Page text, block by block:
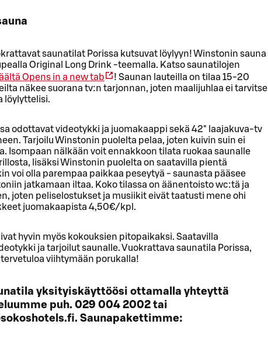
saunatilat Porissa kutsuvat löylyyn! Winstonin sauna
Original Long Drink -teemalla. Katso saunatilojen
Opens in a new tab
! Saunan lauteilla on tilaa 15-20
näkee suorana tv:n tarjonnan, joten maalijuhlaa ei tarvitse
löylyttelisi.
odottavat videotykki ja juomakaappi sekä 42" laajakuva-tv
Tarjoilu Winstonin puolelta pelaa, joten kuivin suin ei
Isompaan nälkään voit ennakkoon tilata ruokaa saunalle
lisäksi Winstonin puolelta on saatavilla pientä
voi olla parempaa paikkaa peseytyä - saunasta pääsee
jatkamaan iltaa. Koko tilassa on äänentoisto wc:tä ja
joten peliselostukset ja musiikit eivät taatusti mene ohi
juomakaapista 4,50€/kpl.
hyvin myös kokouksien pitopaikaksi. Saatavilla
ja tarjoilut saunalle. Vuokrattava saunatila Porissa,
viihtymään porukalla!
yksityiskäyttöösi ottamalla yhteyttä
puh. 029 004 2002 tai
Saunapakettimme: